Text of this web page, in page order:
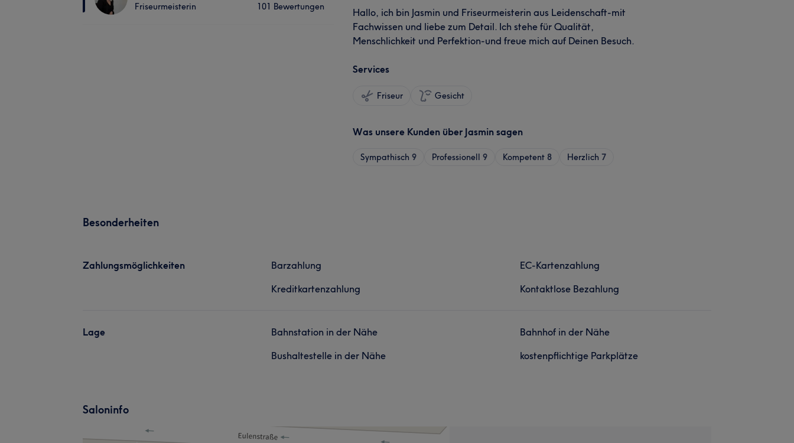
Friseurmeisterin 101 Bewertungen
Hallo, ich bin Jasmin und Friseurmeisterin aus Leidenschaft-mit
Fachwissen und liebe zum Detail. Ich stehe für Qualität,
Menschlichkeit und Perfektion-und freue mich auf Deinen Besuch.
Services
Friseur Gesicht
Was unsere Kunden über Jasmin sagen
Sympathisch 9 Professionell 9 Kompetent 8 Herzlich 7
Besonderheiten
Zahlungsmöglichkeiten
Barzahlung
Kreditkartenzahlung
EC-Kartenzahlung
Kontaktlose Bezahlung
Lage
Bahnstation in der Nähe
Bushaltestelle in der Nähe
Bahnhof in der Nähe
kostenpflichtige Parkplätze
Saloninfo